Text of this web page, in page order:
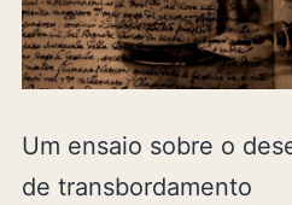
Um ensaio sobre o
de transbordamento